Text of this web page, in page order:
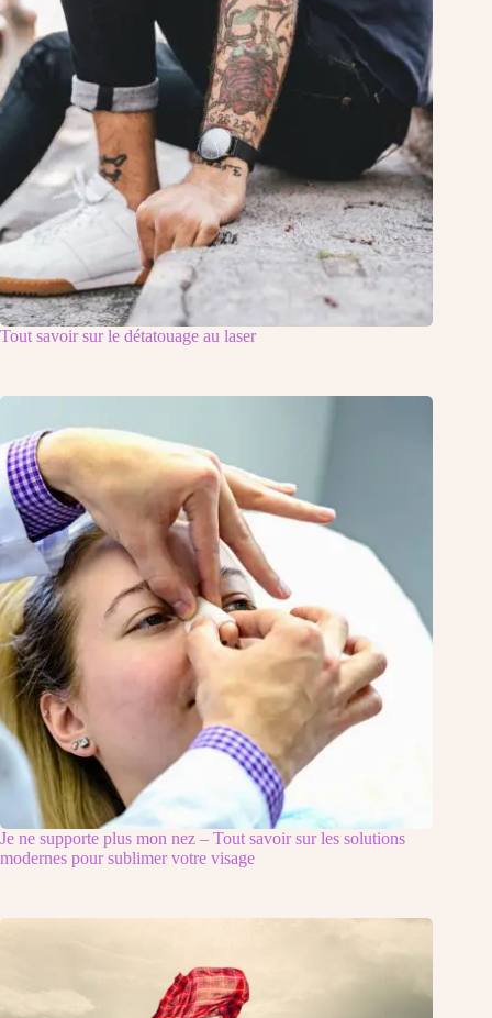
Tout savoir sur le détatouage au laser
Je ne supporte plus mon nez – Tout savoir sur les solutions
modernes pour sublimer votre visage